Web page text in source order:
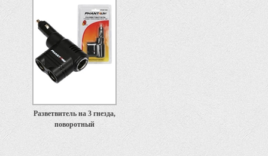
Разветвитель на 3 гнезда,
поворотный